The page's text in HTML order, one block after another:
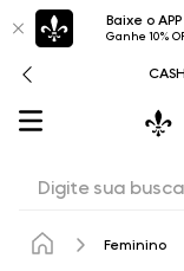
Baixe o APP
Ganhe 10%
Feminino